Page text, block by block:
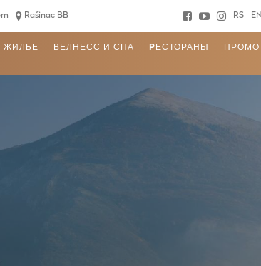
Rašinac BB RS EN
ЖИЛЬЕ ВЕЛНЕСС И СПА PЕСТОРАНЫ ПРОМО